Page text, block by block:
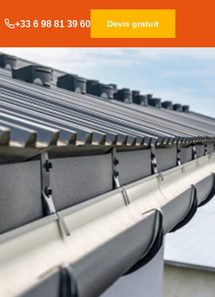
+33 6 98 81 39 60 Devis gratuit